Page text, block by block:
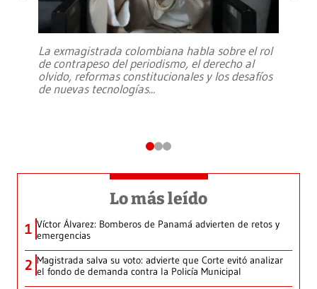
La exmagistrada colombiana habla sobre el rol
de contrapeso del periodismo, el derecho al
olvido, reformas constitucionales y los desafíos
de nuevas tecnologías...
Lo más leído
1 Víctor Álvarez: Bomberos de Panamá advierten de retos y
emergencias
2 Magistrada salva su voto: advierte que Corte evitó analizar
el fondo de demanda contra la Policía Municipal